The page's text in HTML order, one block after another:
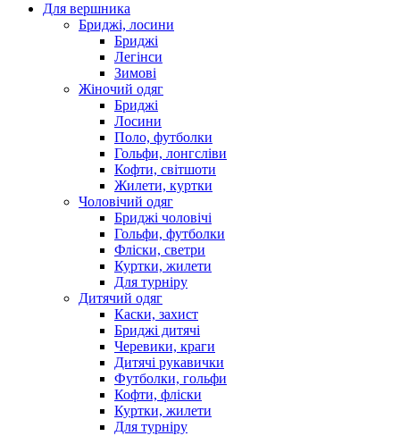
Для вершника
Бриджі, лосини
Бриджі
Легінси
Зимові
Жіночий одяг
Бриджі
Лосини
Поло, футболки
Гольфи, лонгсліви
Кофти, світшоти
Жилети, куртки
Чоловічий одяг
Бриджі чоловічі
Гольфи, футболки
Фліски, светри
Куртки, жилети
Для турніру
Дитячий одяг
Каски, захист
Бриджі дитячі
Черевики, краги
Дитячі рукавички
Футболки, гольфи
Кофти, фліски
Куртки, жилети
Для турніру